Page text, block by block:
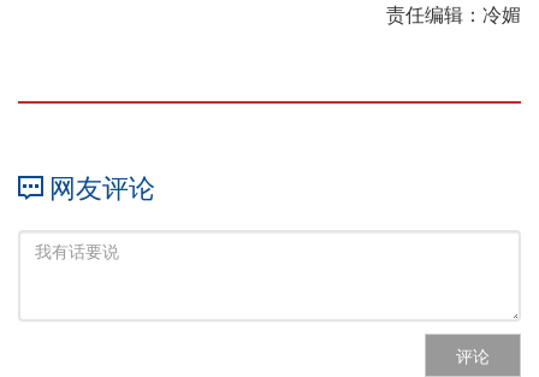
责任编辑：冷媚
网友评论
评论